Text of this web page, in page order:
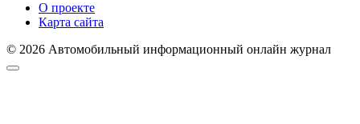
О проекте
Карта сайта
© 2026 Автомобильный информационный онлайн журнал